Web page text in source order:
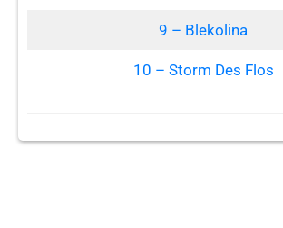
9 – Blekolina
10 – Storm Des Flos